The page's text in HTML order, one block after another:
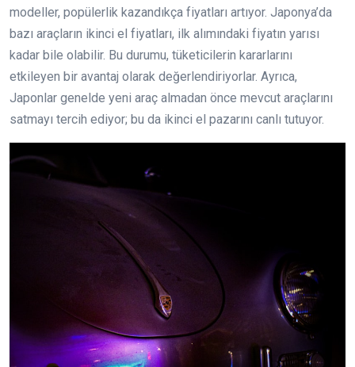
modeller, popülerlik kazandıkça fiyatları artıyor. Japonya’da
bazı araçların ikinci el fiyatları, ilk alımındaki fiyatın yarısı
kadar bile olabilir. Bu durumu, tüketicilerin kararlarını
etkileyen bir avantaj olarak değerlendiriyorlar. Ayrıca,
Japonlar genelde yeni araç almadan önce mevcut araçlarını
satmayı tercih ediyor; bu da ikinci el pazarını canlı tutuyor.